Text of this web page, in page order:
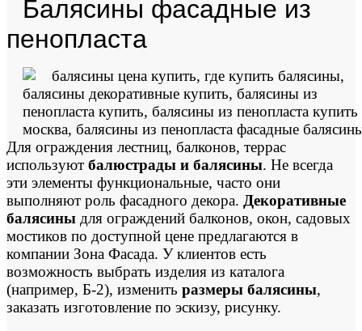
Балясины фасадные из
пенопласта
Для ограждения лестниц, балконов, террас
используют балюстрады и балясины. Не всегда
эти элементы функциональные, часто они
выполняют роль фасадного декора. Декоративные
балясины для ограждений балконов, окон, садовых
мостиков по доступной цене предлагаются в
компании Зона Фасада. У клиентов есть
возможность выбрать изделия из каталога
(например, Б-2), изменить размеры балясины,
заказать изготовление по эскизу, рисунку.